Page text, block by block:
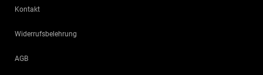
Kontakt
Widerrufsbelehrung
AGB